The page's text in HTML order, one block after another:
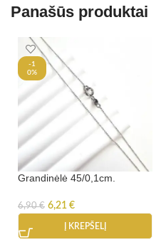
Panašūs produktai
-1
0%
Grandinėlė 45/0,1cm.
6,90€ 6,21 €
Į KREPŠELĮ